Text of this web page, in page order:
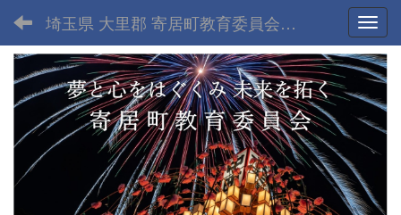
埼玉県 大里郡 寄居町教育委員会-home